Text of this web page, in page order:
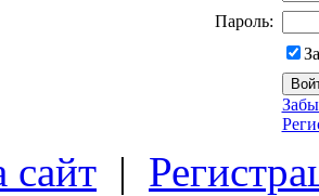
Пароль:
сайт |